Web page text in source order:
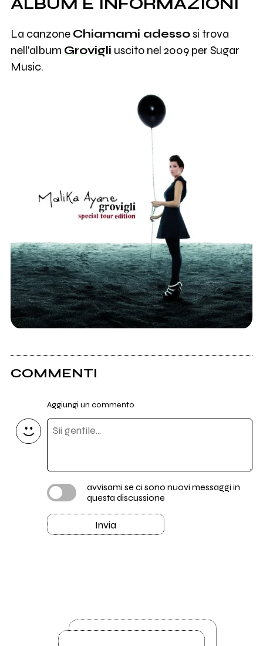
La canzone Chiamami adessosi trova
nell'album Grovigli uscito nel 2009 per Sugar
Music.
COMMENTI
Aggiungi un commento
avvisami se ci sono nuovi messaggi in
questa discussione
Invia